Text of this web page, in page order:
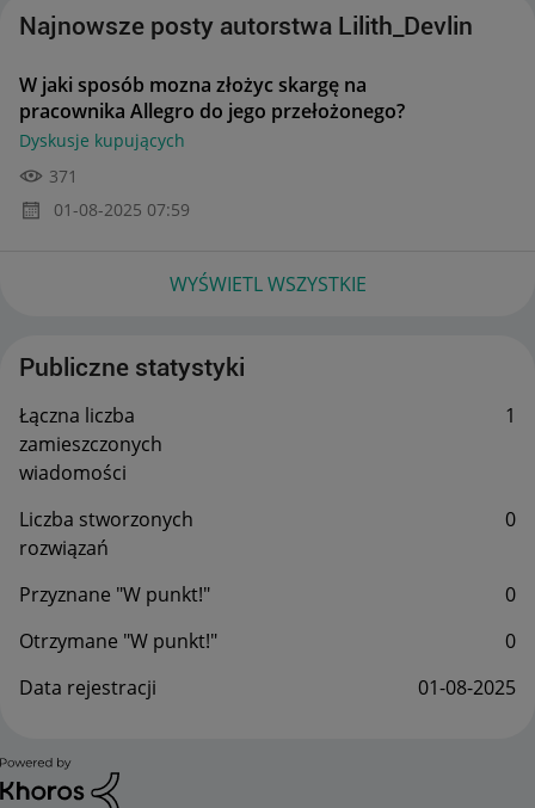
Najnowsze posty autorstwa Lilith_Devlin
W jaki sposób mozna złożyc skargę na
pracownika Allegro do jego przełożonego?
Dyskusje kupujących
371
‎01-08-2025 07:59
WYŚWIETL WSZYSTKIE
Publiczne statystyki
Łączna liczba
zamieszczonych
wiadomości
1
Liczba stworzonych
rozwiązań
0
Przyznane "W punkt!"
0
Otrzymane "W punkt!"
0
Data rejestracji
‎01-08-2025